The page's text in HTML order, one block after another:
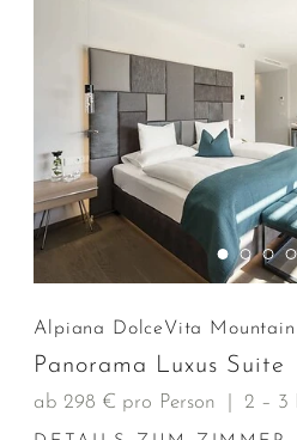
Alpiana DolceVita Mountain
Panorama Luxus Suite
ab 298 € pro Person 2 – 3